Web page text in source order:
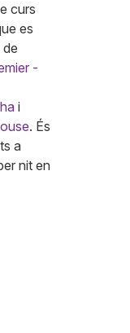
curs
es
-
i
. És
a
nit en